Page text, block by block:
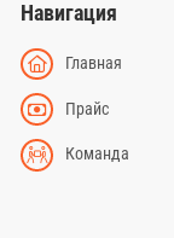
Навигация
Главная
Прайс
Команда